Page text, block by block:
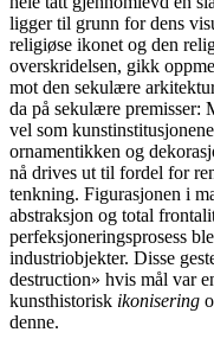
ligger til grunn for dens
religiøse ikonet og den
overskridelsen, gikk
mot den sekulære
da på sekulære premisser:
vel som
ornamentikken og
nå drives ut til fordel for
tenkning. Figurasjonen i
abstraksjon og total
perfeksjoneringsprosess
industriobjekter. Disse
destruction» hvis mål var
kunsthistorisk ikonisering
denne.